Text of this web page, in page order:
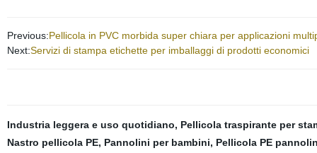
Previous:Pellicola in PVC morbida super chiara per applicazioni
Next:Servizi di stampa etichette per imballaggi di prodotti economici
Industria leggera e uso quotidiano, Pellicola traspirante per
Nastro pellicola PE, Pannolini per bambini, Pellicola PE